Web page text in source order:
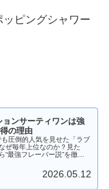
ッピングシャワー
ョンサーティワンは強
の理由
圧倒的人気を見せた「ラブ
ぜ毎年上位なのか？見た
“最強フレーバー説”を徹底
2026.05.12